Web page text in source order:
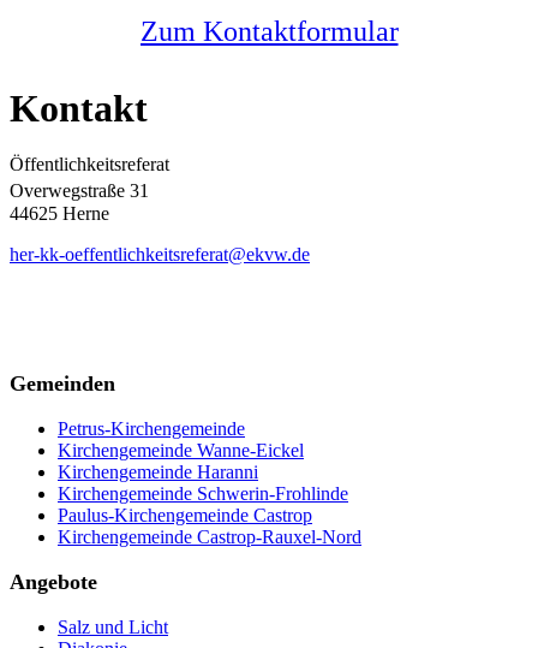
Zum Kontaktformular
Kontakt
Öffentlichkeitsreferat
Overwegstraße 31
44625 Herne
her-kk-oeffentlichkeitsreferat@ekvw.de
Gemeinden
Petrus-Kirchengemeinde
Kirchengemeinde Wanne-Eickel
Kirchengemeinde Haranni
Kirchengemeinde Schwerin-Frohlinde
Paulus-Kirchengemeinde Castrop
Kirchengemeinde Castrop-Rauxel-Nord
Angebote
Salz und Licht